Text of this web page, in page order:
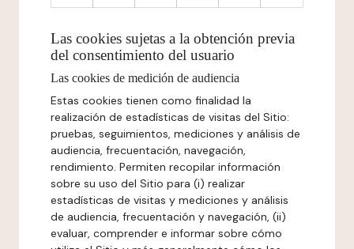
Las cookies sujetas a la obtención previa
del consentimiento del usuario
Las cookies de medición de audiencia
Estas cookies tienen como finalidad la
realización de estadísticas de visitas del Sitio:
pruebas, seguimientos, mediciones y análisis de
audiencia, frecuentación, navegación,
rendimiento. Permiten recopilar información
sobre su uso del Sitio para (i) realizar
estadísticas de visitas y mediciones y análisis
de audiencia, frecuentación y navegación, (ii)
evaluar, comprender e informar sobre cómo